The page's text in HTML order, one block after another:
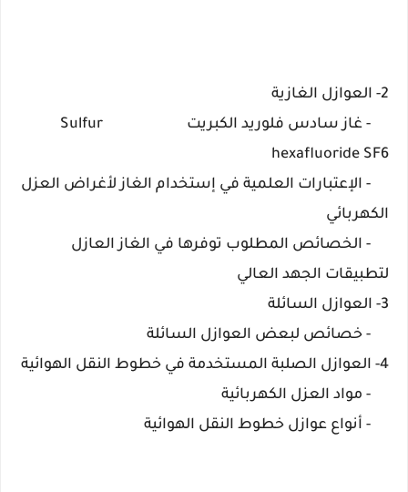
2- العوازل الغازية
- غاز سادس فلوريد الكبريت Sulfur
hexafluoride SF6
- الإعتبارات العلمية في إستخدام الغاز لأغراض العزل
الكهربائي
- الخصائص المطلوب توفرها في الغاز العازل
لتطبيقات الجهد العالي
3- العوازل السائلة
- خصائص لبعض العوازل السائلة
4- العوازل الصلبة المستخدمة في خطوط النقل الهوائية
- مواد العزل الكهربائية
- أنواع عوازل خطوط النقل الهوائية